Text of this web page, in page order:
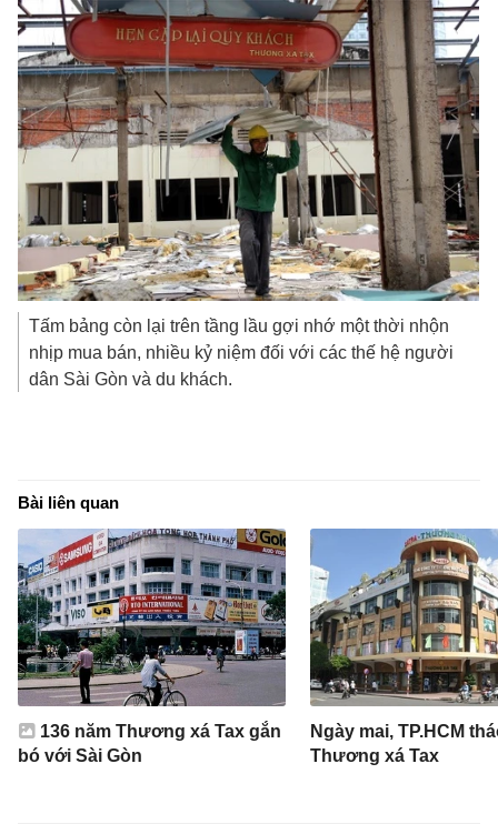
Tấm bảng còn lại trên tầng lầu gợi nhớ một thời nhộn
nhịp mua bán, nhiều kỷ niệm đối với các thế hệ người
dân Sài Gòn và du khách.
Bài liên quan
136 năm Thương xá Tax gắn
bó với Sài Gòn
Ngày mai, TP.HCM
Thương xá Tax